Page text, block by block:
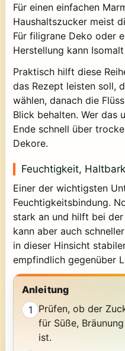
Für einen einfachen
Haushaltszucker meist
Für filigrane Deko oder
Herstellung kann
Praktisch hilft diese
das Rezept leisten soll,
wählen, danach die
Blick behalten. Wer das
Ende schnell über
Dekore.
Feuchtigkeit,
Einer der wichtigsten
Feuchtigkeitsbindung.
stark an und hilft bei
kann aber auch
in dieser Hinsicht
empfindlich gegenüber
Anleitung
1 Prüfen, ob der
für Süße,
ist.